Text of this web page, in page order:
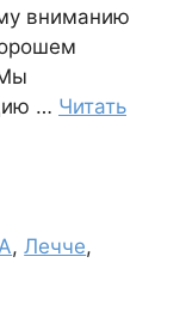
вниманию
… Читать
,Лечче,